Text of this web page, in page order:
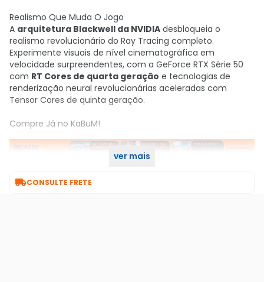
Realismo Que Muda O Jogo
A arquitetura Blackwell da NVIDIA desbloqueia o
realismo revolucionário do Ray Tracing completo.
Experimente visuais de nível cinematográfica em
velocidade surpreendentes, com a GeForce RTX Série 50
com RT Cores de quarta geração e tecnologias de
renderização neural revolucionárias aceleradas com
Tensor Cores de quinta geração.
Compre Já no KaBuM!
ver mais
CONSULTE FRETE